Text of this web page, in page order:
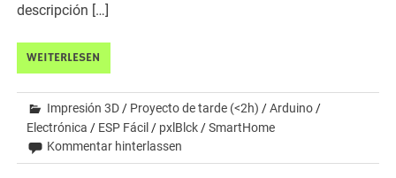
descripción […]
WEITERLESEN
Impresión 3D / Proyecto de tarde (<2h) /Arduino /
Electrónica / ESP Fácil / pxlBlck /SmartHome
Kommentar hinterlassen